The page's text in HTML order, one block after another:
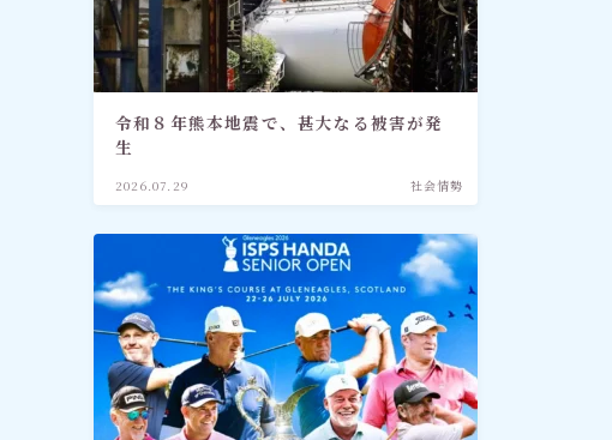
令和８年熊本地震で、甚大なる被害が発
生
2026.07.29 社会情勢